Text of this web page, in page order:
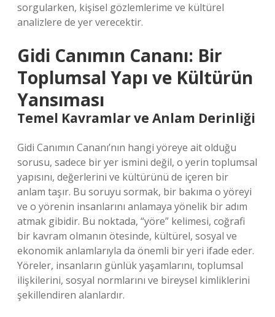
sorgularken, kişisel gözlemlerime ve kültürel
analizlere de yer verecektir.
Gidi Canımın Cananı: Bir
Toplumsal Yapı ve Kültürün
Yansıması
Temel Kavramlar ve Anlam Derinliği
Gidi Canımın Cananı’nın hangi yöreye ait olduğu
sorusu, sadece bir yer ismini değil, o yerin toplumsal
yapısını, değerlerini ve kültürünü de içeren bir
anlam taşır. Bu soruyu sormak, bir bakıma o yöreyi
ve o yörenin insanlarını anlamaya yönelik bir adım
atmak gibidir. Bu noktada, “yöre” kelimesi, coğrafi
bir kavram olmanın ötesinde, kültürel, sosyal ve
ekonomik anlamlarıyla da önemli bir yeri ifade eder.
Yöreler, insanların günlük yaşamlarını, toplumsal
ilişkilerini, sosyal normlarını ve bireysel kimliklerini
şekillendiren alanlardır.